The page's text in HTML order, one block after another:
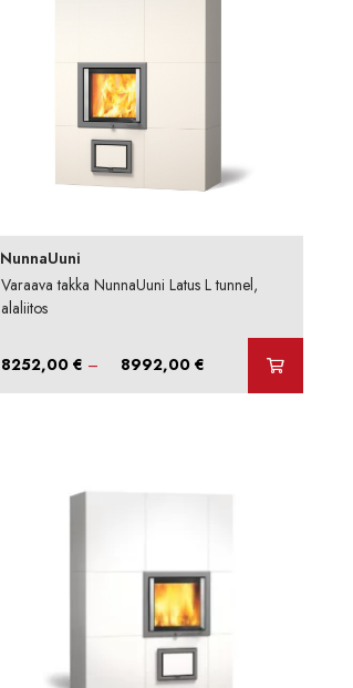
NunnaUuni
Varaava takka NunnaUuni Latus L tunnel,
alaliitos
8252,00€ – 8992,00€ Hintaluokka: